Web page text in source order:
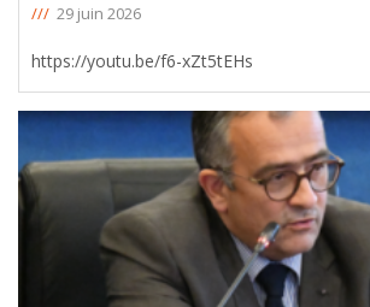
/// 29 juin 2026
https://youtu.be/f6-xZt5tEHs